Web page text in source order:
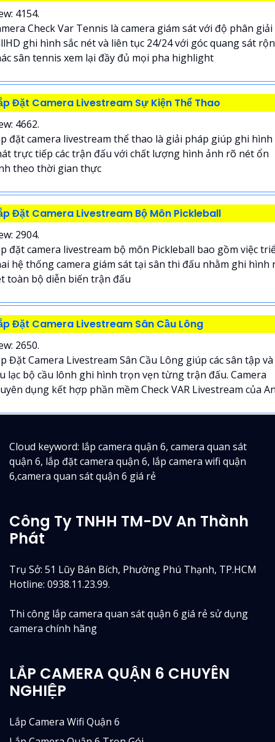
4154.
Check Var Tennis là camera giám sát với độ phân giải
ghi hình sắc nét và liên tục 24/24 với góc quang sát
sân tennis xem lại đầy đủ mọi pha highlight
Đặt Camera Livestream Sự Kiện Thể Thao
4662.
đặt camera livestream thể thao là giải pháp giúp ghi hình
trực tiếp các trận đấu với chất lượng hình ảnh rõ nét ổn
theo thời gian thực
Đặt Camera Livestream Bộ Môn Pickleball
2904.
đặt camera livestream bộ môn Pickleball bao gồm việc
hệ thống camera giám sát tại sân thi đấu nhằm ghi hình
toàn bộ diễn biến trận đấu
Đặt Camera Livestream Sân Cầu Lông
2650.
Đặt Camera Livestream Sân Cầu Lông giúp các sân tập và
lạc bộ cầu lônh ghi hình trọn vẹn từng trận đấu. Camera
dụng kết hợp phần mềm Check VAR Livestream của
Cloud keyword: lắp camera quận 6, camera quan sát
quận 6, lắp đặt camera quận 6, lắp camera wifi quận
6,camera quan sát quận 6 giá rẻ
Công Ty TNHH TM-DV An Thành
Phát
Trụ Sở: 51 Lũy Bán Bích, Phường Phú Thạnh, TP.HCM
Hotline: 0938.11.23.99.
Thi công lắp camera quan sát quận 6 giá rẻ sử dụng
camera chính hãng
LẮP CAMERA QUẬN 6 CHUYÊN
NGHIỆP
Lắp Camera Wifi Quận 6